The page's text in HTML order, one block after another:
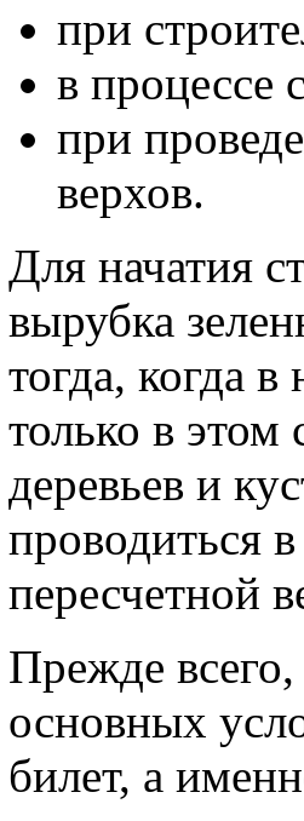
при
в процессе
при
верхов.
Для начатия
вырубка
тогда, когда
только в этом
деревьев и
проводиться
пересчетной
Прежде
основных
билет, а